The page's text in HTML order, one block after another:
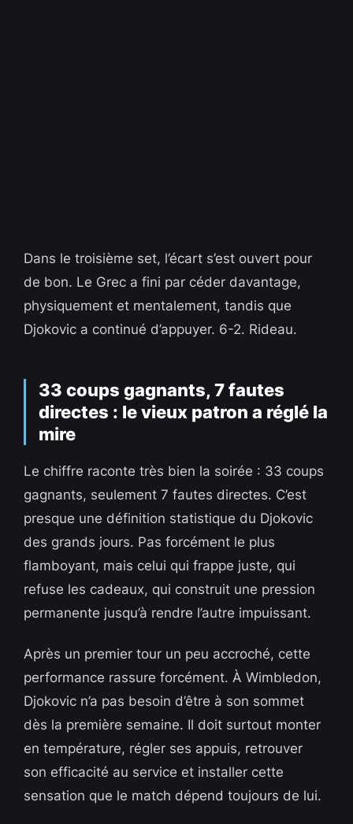
Dans le troisième set, l’écart s’est ouvert pour
de bon. Le Grec a fini par céder davantage,
physiquement et mentalement, tandis que
Djokovic a continué d’appuyer. 6-2. Rideau.
33 coups gagnants, 7 fautes
directes : le vieux patron a réglé la
mire
Le chiffre raconte très bien la soirée : 33 coups
gagnants, seulement 7 fautes directes. C’est
presque une définition statistique du Djokovic
des grands jours. Pas forcément le plus
flamboyant, mais celui qui frappe juste, qui
refuse les cadeaux, qui construit une pression
permanente jusqu’à rendre l’autre impuissant.
Après un premier tour un peu accroché, cette
performance rassure forcément. À Wimbledon,
Djokovic n’a pas besoin d’être à son sommet
dès la première semaine. Il doit surtout monter
en température, régler ses appuis, retrouver
son efficacité au service et installer cette
sensation que le match dépend toujours de lui.